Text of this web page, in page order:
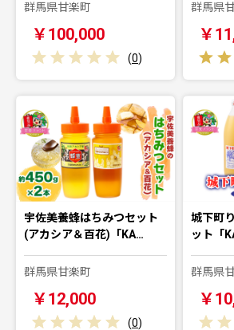
群馬県甘楽町
￥100,000
(0)
群馬県
￥
宇佐美養蜂はちみつセット
(アカシア＆百花)「KA…
群馬県甘楽町
￥12,000
(0)
城下町
ット「
群馬県
￥